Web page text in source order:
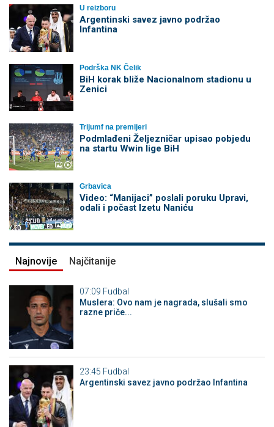
U reizboru
Argentinski savez javno podržao
Infantina
Podrška NK Čelik
BiH korak bliže Nacionalnom stadionu u
Zenici
Trijumf na premijeri
Podmlađeni Željezničar upisao pobjedu
na startu Wwin lige BiH
Grbavica
Video: “Manijaci” poslali poruku Upravi,
odali i počast Izetu Naniću
Najnovije Najčitanije
07:09 Fudbal
Muslera: Ovo nam je nagrada, slušali smo
razne priče...
23:45 Fudbal
Argentinski savez javno podržao Infantina